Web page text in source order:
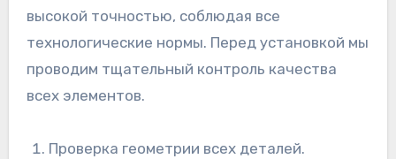
высокой точностью, соблюдая все
технологические нормы. Перед установкой мы
проводим тщательный контроль качества
всех элементов.
Проверка геометрии всех деталей.